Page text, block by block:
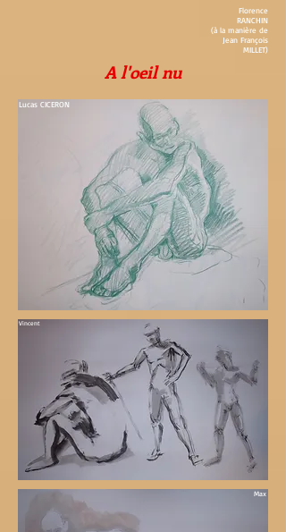
​A l'oeil nu
Lucas CICERON
Max
Vincent
Florence
RANCHIN
(à la manière de
Jean François
MILLET)